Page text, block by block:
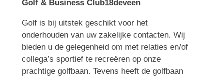
Golf & Business Club18deveen
Golf is bij uitstek geschikt voor het
onderhouden van uw zakelijke contacten. Wij
bieden u de gelegenheid om met relaties en/of
collega’s sportief te recreëren op onze
prachtige golfbaan. Tevens heeft de golfbaan